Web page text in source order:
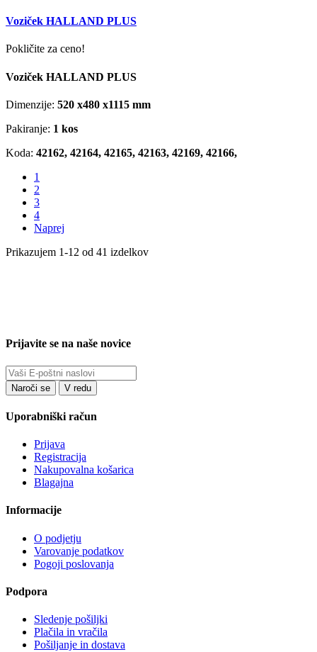
Voziček HALLAND PLUS
Pokličite za ceno!
Voziček HALLAND PLUS
Dimenzije: 520 x480 x1115 mm
Pakiranje: 1 kos
Koda: 42162, 42164, 42165, 42163, 42169, 42166,
1
2
3
4
Naprej
Prikazujem 1-12 od 41 izdelkov
Prijavite se na naše novice
Uporabniški račun
Prijava
Registracija
Nakupovalna košarica
Blagajna
Informacije
O podjetju
Varovanje podatkov
Pogoji poslovanja
Podpora
Sledenje pošiljki
Plačila in vračila
Pošiljanje in dostava